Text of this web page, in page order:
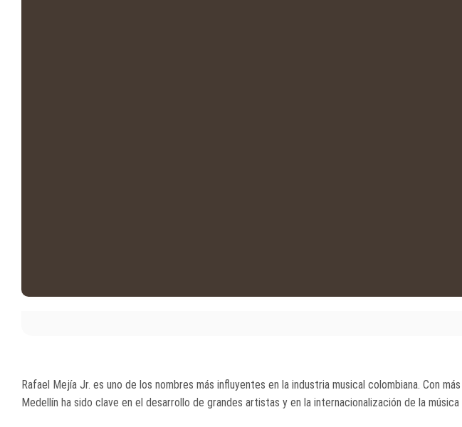
Rafael Mejía Jr. es uno de los nombres más influyentes en la industria musical colombiana. Con
Medellín ha sido clave en el desarrollo de grandes artistas y en la internacionalización de la música